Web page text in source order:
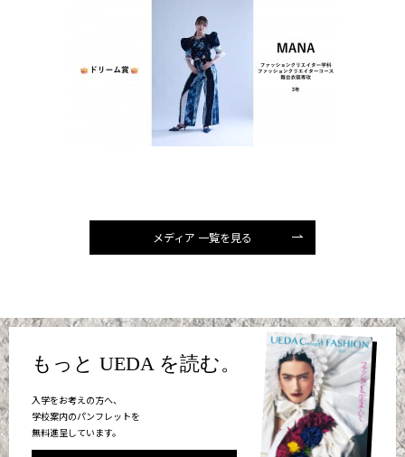
メディア 一覧を見る
もっと UEDA を読む。
入学をお考えの方へ、
学校案内のパンフレットを
無料進呈しています。